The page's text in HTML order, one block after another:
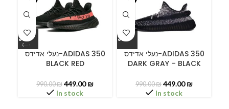
נעלי אדידס-ADIDAS 350
BLACK RED
990.00₪ 449.00₪
In stock
נעלי אדידס-ADIDAS 350
DARK GRAY – BLACK
990.00₪ 449.00₪
In stock